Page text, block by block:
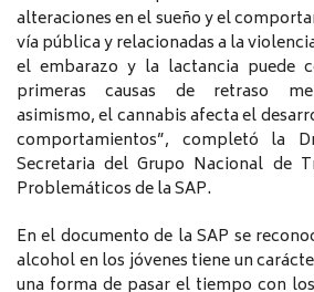
alteraciones en el sueño y el
vía pública y relacionadas a la
el embarazo y la lactancia puede
primeras causas de retraso
asimismo, el cannabis afecta el
comportamientos”, completó la
Secretaria del Grupo Nacional de
Problemáticos de la SAP.
En el documento de la SAP se
alcohol en los jóvenes tiene un
una forma de pasar el tiempo con